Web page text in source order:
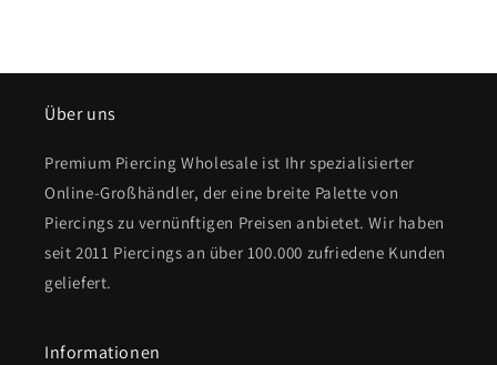
Über uns
Premium Piercing Wholesale ist Ihr spezialisierter
Online-Großhändler, der eine breite Palette von
Piercings zu vernünftigen Preisen anbietet. Wir haben
seit 2011 Piercings an über 100.000 zufriedene Kunden
geliefert.
Informationen